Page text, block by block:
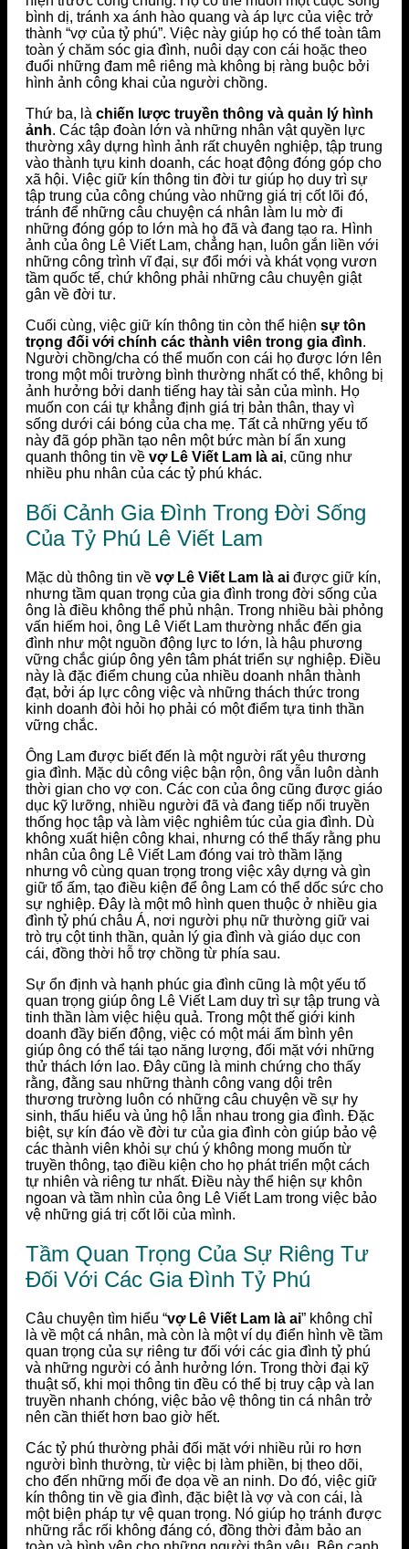
bình dị, tránh xa ánh hào quang và áp lực của việc trở
thành “vợ của tỷ phú”. Việc này giúp họ có thể toàn tâm
toàn ý chăm sóc gia đình, nuôi dạy con cái hoặc theo
đuổi những đam mê riêng mà không bị ràng buộc bởi
hình ảnh công khai của người chồng.
Thứ ba, là chiến lược truyền thông và quản lý hình
ảnh. Các tập đoàn lớn và những nhân vật quyền lực
thường xây dựng hình ảnh rất chuyên nghiệp, tập trung
vào thành tựu kinh doanh, các hoạt động đóng góp cho
xã hội. Việc giữ kín thông tin đời tư giúp họ duy trì sự
tập trung của công chúng vào những giá trị cốt lõi đó,
tránh để những câu chuyện cá nhân làm lu mờ đi
những đóng góp to lớn mà họ đã và đang tạo ra. Hình
ảnh của ông Lê Viết Lam, chẳng hạn, luôn gắn liền với
những công trình vĩ đại, sự đổi mới và khát vọng vươn
tầm quốc tế, chứ không phải những câu chuyện giật
gân về đời tư.
Cuối cùng, việc giữ kín thông tin còn thể hiện sự tôn
trọng đối với chính các thành viên trong gia đình.
Người chồng/cha có thể muốn con cái họ được lớn lên
trong một môi trường bình thường nhất có thể, không bị
ảnh hưởng bởi danh tiếng hay tài sản của mình. Họ
muốn con cái tự khẳng định giá trị bản thân, thay vì
sống dưới cái bóng của cha mẹ. Tất cả những yếu tố
này đã góp phần tạo nên một bức màn bí ẩn xung
quanh thông tin về vợ Lê Viết Lam là ai, cũng như
nhiều phu nhân của các tỷ phú khác.
Bối Cảnh Gia Đình Trong Đời Sống
Của Tỷ Phú Lê Viết Lam
Mặc dù thông tin về vợ Lê Viết Lam là ai được giữ kín,
nhưng tầm quan trọng của gia đình trong đời sống của
ông là điều không thể phủ nhận. Trong nhiều bài phỏng
vấn hiếm hoi, ông Lê Viết Lam thường nhắc đến gia
đình như một nguồn động lực to lớn, là hậu phương
vững chắc giúp ông yên tâm phát triển sự nghiệp. Điều
này là đặc điểm chung của nhiều doanh nhân thành
đạt, bởi áp lực công việc và những thách thức trong
kinh doanh đòi hỏi họ phải có một điểm tựa tinh thần
vững chắc.
Ông Lam được biết đến là một người rất yêu thương
gia đình. Mặc dù công việc bận rộn, ông vẫn luôn dành
thời gian cho vợ con. Các con của ông cũng được giáo
dục kỹ lưỡng, nhiều người đã và đang tiếp nối truyền
thống học tập và làm việc nghiêm túc của gia đình. Dù
không xuất hiện công khai, nhưng có thể thấy rằng phu
nhân của ông Lê Viết Lam đóng vai trò thầm lặng
nhưng vô cùng quan trọng trong việc xây dựng và gìn
giữ tổ ấm, tạo điều kiện để ông Lam có thể dốc sức cho
sự nghiệp. Đây là một mô hình quen thuộc ở nhiều gia
đình tỷ phú châu Á, nơi người phụ nữ thường giữ vai
trò trụ cột tinh thần, quản lý gia đình và giáo dục con
cái, đồng thời hỗ trợ chồng từ phía sau.
Sự ổn định và hạnh phúc gia đình cũng là một yếu tố
quan trọng giúp ông Lê Viết Lam duy trì sự tập trung và
tinh thần làm việc hiệu quả. Trong một thế giới kinh
doanh đầy biến động, việc có một mái ấm bình yên
giúp ông có thể tái tạo năng lượng, đối mặt với những
thử thách lớn lao. Đây cũng là minh chứng cho thấy
rằng, đằng sau những thành công vang dội trên
thương trường luôn có những câu chuyện về sự hy
sinh, thấu hiểu và ủng hộ lẫn nhau trong gia đình. Đặc
biệt, sự kín đáo về đời tư của gia đình còn giúp bảo vệ
các thành viên khỏi sự chú ý không mong muốn từ
truyền thông, tạo điều kiện cho họ phát triển một cách
tự nhiên và riêng tư nhất. Điều này thể hiện sự khôn
ngoan và tầm nhìn của ông Lê Viết Lam trong việc bảo
vệ những giá trị cốt lõi của mình.
Tầm Quan Trọng Của Sự Riêng Tư
Đối Với Các Gia Đình Tỷ Phú
Câu chuyện tìm hiểu “vợ Lê Viết Lam là ai” không chỉ
là về một cá nhân, mà còn là một ví dụ điển hình về tầm
quan trọng của sự riêng tư đối với các gia đình tỷ phú
và những người có ảnh hưởng lớn. Trong thời đại kỹ
thuật số, khi mọi thông tin đều có thể bị truy cập và lan
truyền nhanh chóng, việc bảo vệ thông tin cá nhân trở
nên cần thiết hơn bao giờ hết.
Các tỷ phú thường phải đối mặt với nhiều rủi ro hơn
người bình thường, từ việc bị làm phiền, bị theo dõi,
cho đến những mối đe dọa về an ninh. Do đó, việc giữ
kín thông tin về gia đình, đặc biệt là vợ và con cái, là
một biện pháp tự vệ quan trọng. Nó giúp họ tránh được
những rắc rối không đáng có, đồng thời đảm bảo an